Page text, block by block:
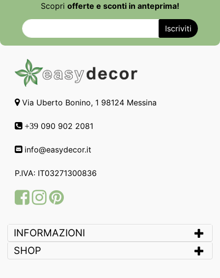
Scopri offerte e sconti in anteprima!
Via Uberto Bonino, 1 98124 Messina
+39 090 902 2081
info@easydecor.it
P.IVA: IT03271300836
FacebookInstagram
Pinterest
INFORMAZIONI
SHOP